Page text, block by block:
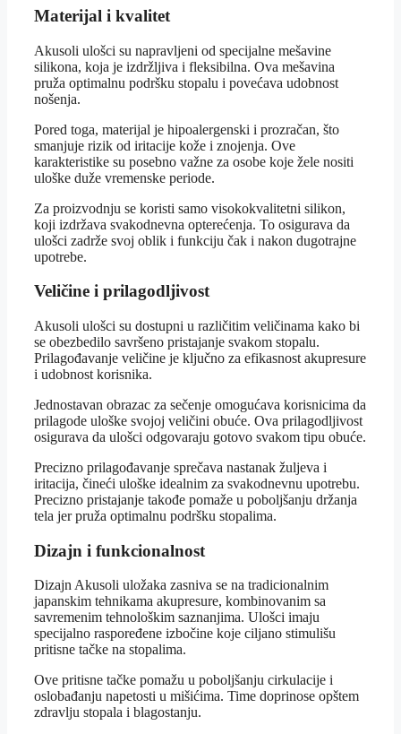
Materijal i kvalitet
Akusoli ulošci su napravljeni od specijalne mešavine
silikona, koja je izdržljiva i fleksibilna. Ova mešavina
pruža optimalnu podršku stopalu i povećava udobnost
nošenja.
Pored toga, materijal je hipoalergenski i prozračan, što
smanjuje rizik od iritacije kože i znojenja. Ove
karakteristike su posebno važne za osobe koje žele nositi
uloške duže vremenske periode.
Za proizvodnju se koristi samo visokokvalitetni silikon,
koji izdržava svakodnevna opterećenja. To osigurava da
ulošci zadrže svoj oblik i funkciju čak i nakon dugotrajne
upotrebe.
Veličine i prilagodljivost
Akusoli ulošci su dostupni u različitim veličinama kako bi
se obezbedilo savršeno pristajanje svakom stopalu.
Prilagođavanje veličine je ključno za efikasnost akupresure
i udobnost korisnika.
Jednostavan obrazac za sečenje omogućava korisnicima da
prilagode uloške svojoj veličini obuće. Ova prilagodljivost
osigurava da ulošci odgovaraju gotovo svakom tipu obuće.
Precizno prilagođavanje sprečava nastanak žuljeva i
iritacija, čineći uloške idealnim za svakodnevnu upotrebu.
Precizno pristajanje takođe pomaže u poboljšanju držanja
tela jer pruža optimalnu podršku stopalima.
Dizajn i funkcionalnost
Dizajn Akusoli uložaka zasniva se na tradicionalnim
japanskim tehnikama akupresure, kombinovanim sa
savremenim tehnološkim saznanjima. Ulošci imaju
specijalno raspoređene izbočine koje ciljano stimulišu
pritisne tačke na stopalima.
Ove pritisne tačke pomažu u poboljšanju cirkulacije i
oslobađanju napetosti u mišićima. Time doprinose opštem
zdravlju stopala i blagostanju.